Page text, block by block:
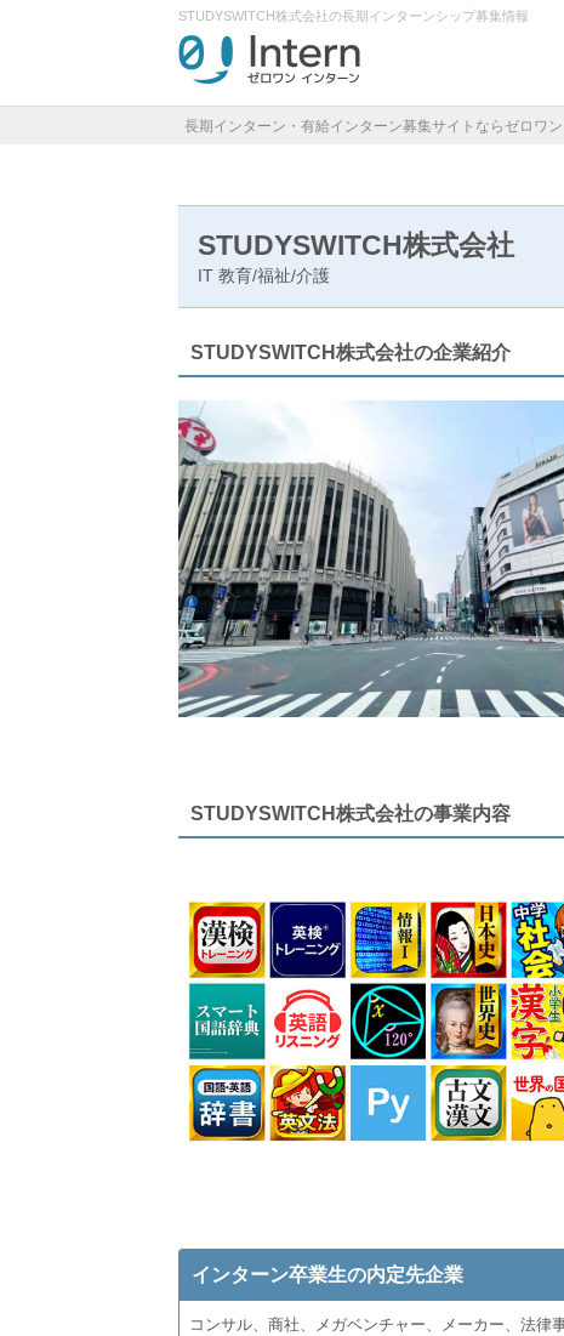
STUDYSWITCH株式会社の長期インターンシップ募集情報
長期インターン・有給インターン募集サイトならゼロワ
STUDYSWITCH株式会社
IT 教育/福祉/介護
STUDYSWITCH株式会社の企業紹介
STUDYSWITCH株式会社の事業内容
インターン卒業生の内定先企業
コンサル、商社、メガベンチャー、メーカー、法